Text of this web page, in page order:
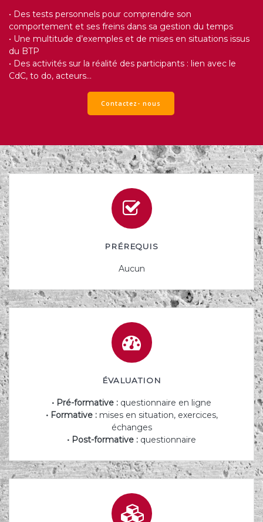
• Des tests personnels pour comprendre son
comportement et ses freins dans sa gestion du temps
• Une multitude d’exemples et de mises en situations issus
du BTP
• Des activités sur la réalité des participants : lien avec le
CdC, to do, acteurs…
Contactez- nous
PRÉREQUIS
Aucun
ÉVALUATION
• Pré-formative : questionnaire en ligne
• Formative :mises en situation, exercices,
échanges
• Post-formative : questionnaire